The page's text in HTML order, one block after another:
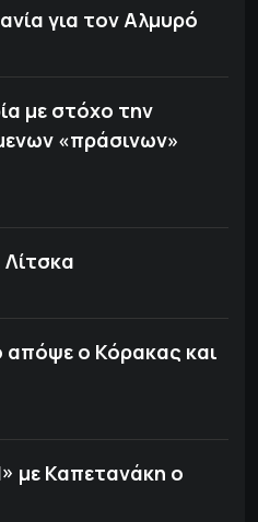
για τον Αλμυρό
με στόχο την
«πράσινων»
ο Κόρακας και
με Καπετανάκη ο